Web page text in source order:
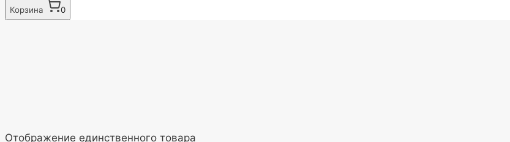
Корзина 0
Отображение единственного товара